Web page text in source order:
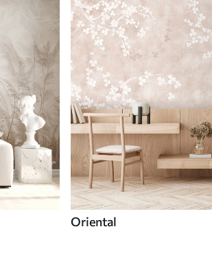
Oriental